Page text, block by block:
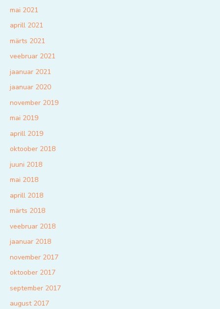
mai 2021
aprill 2021
märts 2021
veebruar 2021
jaanuar 2021
jaanuar 2020
november 2019
mai 2019
aprill 2019
oktoober 2018
juuni 2018
mai 2018
aprill 2018
märts 2018
veebruar 2018
jaanuar 2018
november 2017
oktoober 2017
september 2017
august 2017